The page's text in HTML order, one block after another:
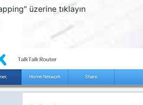
" üzerine tıklayın